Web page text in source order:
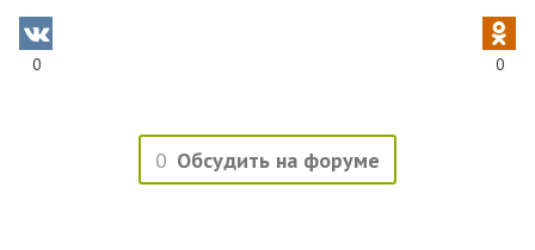
0 0
0 Обсудить на форуме